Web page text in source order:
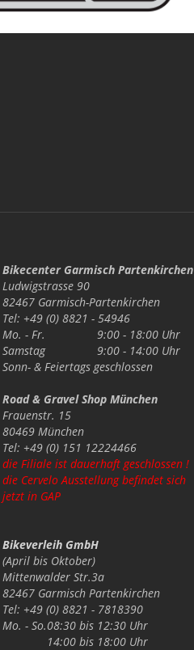
Bikecenter Garmisch Partenkirchen
Ludwigstrasse 90
82467 Garmisch-Partenkirchen
Tel: +49 (0) 8821 - 54946
Mo. - Fr.
9:00 - 18:00 Uhr
Samstag
9:00 - 14:00 Uhr
Sonn- & Feiertagsgeschlossen
Road & Gravel Shop München
Frauenstr. 15
80469 München
Tel: +49 (0) 151 12224466
die Filiale ist dauerhaft geschlossen !
die Cervelo Ausstellung befindet sich
jetzt in GAP
Bikeverleih GmbH
(April bis Oktober)
Mittenwalder Str.3a
82467 Garmisch Partenkirchen
Tel: +49 (0) 8821 - 7818390
Mo. - So.08:30 bis 12:30 Uhr
14:00 bis 18:00 Uhr